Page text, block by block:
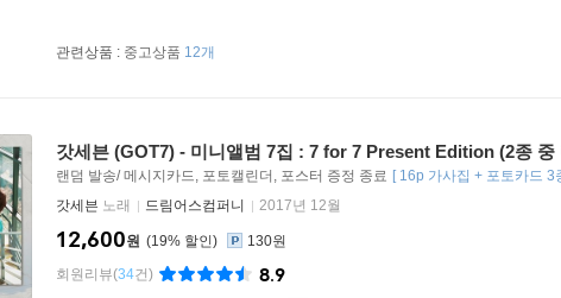
관련상품 : 중고상품 12개
갓세븐 (GOT7) - 미니앨범 7집 : 7 for 7 Present Edition (2종 중
랜덤 발송/ 메시지카드, 포토캘린더, 포스터 증정 종료 [ 16p 가사집 + 포토카드
갓세븐 노래 드림어스컴퍼니 2017년 12월
19%
12,600원
130원
회원리뷰(34건) 8.9